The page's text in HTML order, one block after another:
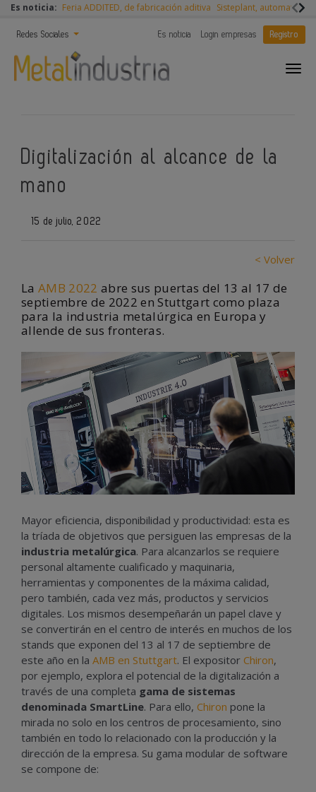
Es noticia: Feria ADDITED, de fabricación aditiva Sisteplant,
Redes Sociales Es noticia Login empresas Registro
Digitalización al alcance de la
mano
15 de julio, 2022
< Volver
La AMB 2022 abre sus puertas del 13 al 17 de
septiembre de 2022 en Stuttgart como plaza
para la industria metalúrgica en Europa y
allende de sus fronteras.
Mayor eficiencia, disponibilidad y productividad: esta es
la tríada de objetivos que persiguen las empresas de la
industria metalúrgica. Para alcanzarlos se requiere
personal altamente cualificado y maquinaria,
herramientas y componentes de la máxima calidad,
pero también, cada vez más, productos y servicios
digitales. Los mismos desempeñarán un papel clave y
se convertirán en el centro de interés en muchos de los
stands que exponen del 13 al 17 de septiembre de
este año en la AMB en Stuttgart. El expositor Chiron,
por ejemplo, explora el potencial de la digitalización a
través de una completa gama de sistemas
denominada SmartLine. Para ello, Chiron pone la
mirada no solo en los centros de procesamiento, sino
también en todo lo relacionado con la producción y la
dirección de la empresa. Su gama modular de software
se compone de: